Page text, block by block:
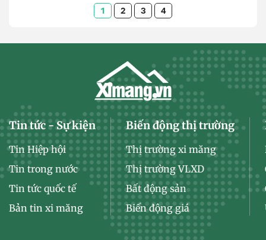
1 2 3 4
Tin tức - Sự kiện
Tin Hiệp hội
Tin trong nước
Tin tức quốc tế
Bản tin xi măng
Biến động thị trường
Thị trường xi măng
Thị trường VLXD
Bất động sản
Biến động giá